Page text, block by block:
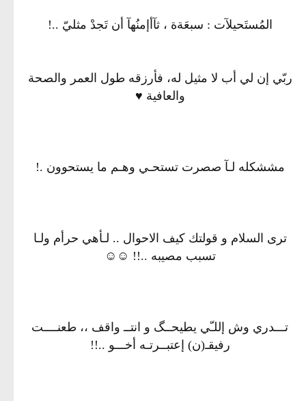
المُستَحيلآت : سبعَةة ، ثآأإمنُهآ أن تَجدْ مثليّ ..!
ربّي إن لي أب لا مثيل له، فأرزقه طول العمر والصحة
والعافية ♥
مششكله لـآ صصرت تستحـي وهـم ما يستحوون .!
ترى السلام و قولتك كيف الاحوال .. لـأهي حرأم ولـا
تسبب مصيبه ..!! ☺☺
تـــدري وش إللـّي يطيحــگ و انتــ واقف ،، طعنــــت
رفيقـ(ن) إعتبــرتـه أخـــو ..!!